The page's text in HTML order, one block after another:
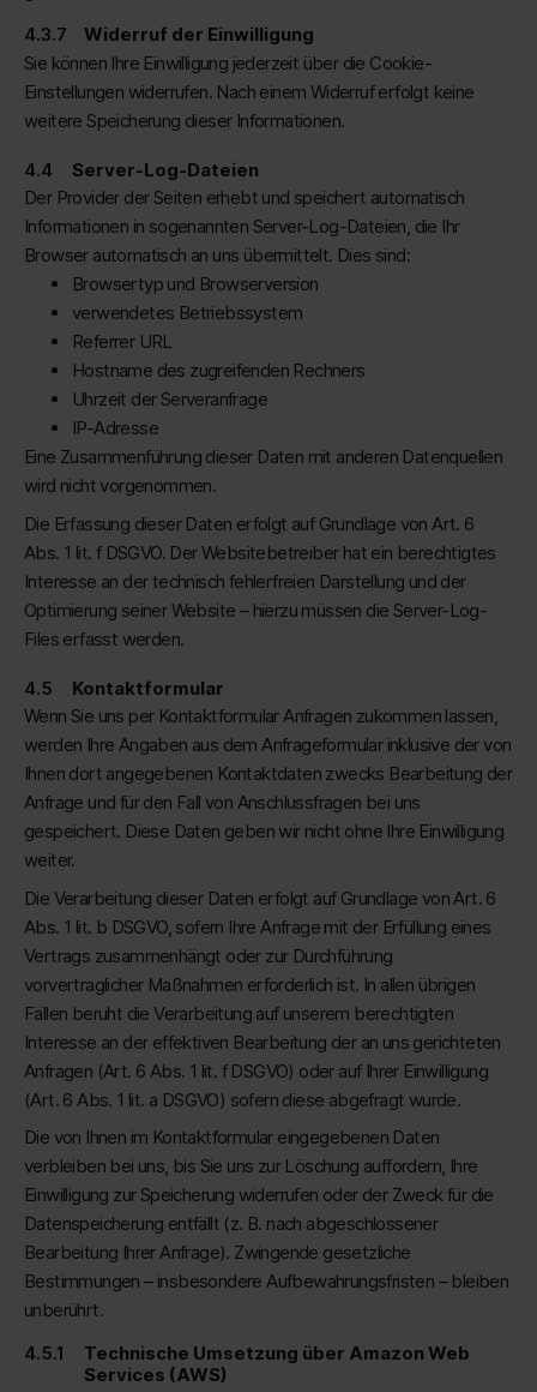
Widerruf der Einwilligung
Sie können Ihre Einwilligung jederzeit über die Cookie-
Einstellungen widerrufen. Nach einem Widerruf erfolgt keine
weitere Speicherung dieser Informationen.
Server-Log-Dateien
Der Provider der Seiten erhebt und speichert automatisch
Informationen in sogenannten Server-Log-Dateien, die Ihr
Browser automatisch an uns übermittelt. Dies sind:
Browsertyp und Browserversion
verwendetes Betriebssystem
Referrer URL
Hostname des zugreifenden Rechners
Uhrzeit der Serveranfrage
IP-Adresse
Eine Zusammenführung dieser Daten mit anderen Datenquellen
wird nicht vorgenommen.
Die Erfassung dieser Daten erfolgt auf Grundlage von Art. 6
Abs. 1 lit. f DSGVO. Der Websitebetreiber hat ein berechtigtes
Interesse an der technisch fehlerfreien Darstellung und der
Optimierung seiner Website – hierzu müssen die Server-Log-
Files erfasst werden.
Kontaktformular
Wenn Sie uns per Kontaktformular Anfragen zukommen lassen,
werden Ihre Angaben aus dem Anfrageformular inklusive der von
Ihnen dort angegebenen Kontaktdaten zwecks Bearbeitung der
Anfrage und für den Fall von Anschlussfragen bei uns
gespeichert. Diese Daten geben wir nicht ohne Ihre Einwilligung
weiter.
Die Verarbeitung dieser Daten erfolgt auf Grundlage von Art. 6
Abs. 1 lit. b DSGVO, sofern Ihre Anfrage mit der Erfüllung eines
Vertrags zusammenhängt oder zur Durchführung
vorvertraglicher Maßnahmen erforderlich ist. In allen übrigen
Fällen beruht die Verarbeitung auf unserem berechtigten
Interesse an der effektiven Bearbeitung der an uns gerichteten
Anfragen (Art. 6 Abs. 1 lit. f DSGVO) oder auf Ihrer Einwilligung
(Art. 6 Abs. 1 lit. a DSGVO) sofern diese abgefragt wurde.
Die von Ihnen im Kontaktformular eingegebenen Daten
verbleiben bei uns, bis Sie uns zur Löschung auffordern, Ihre
Einwilligung zur Speicherung widerrufen oder der Zweck für die
Datenspeicherung entfällt (z. B. nach abgeschlossener
Bearbeitung Ihrer Anfrage). Zwingende gesetzliche
Bestimmungen – insbesondere Aufbewahrungsfristen – bleiben
unberührt.
Technische Umsetzung über Amazon Web
Services (AWS)